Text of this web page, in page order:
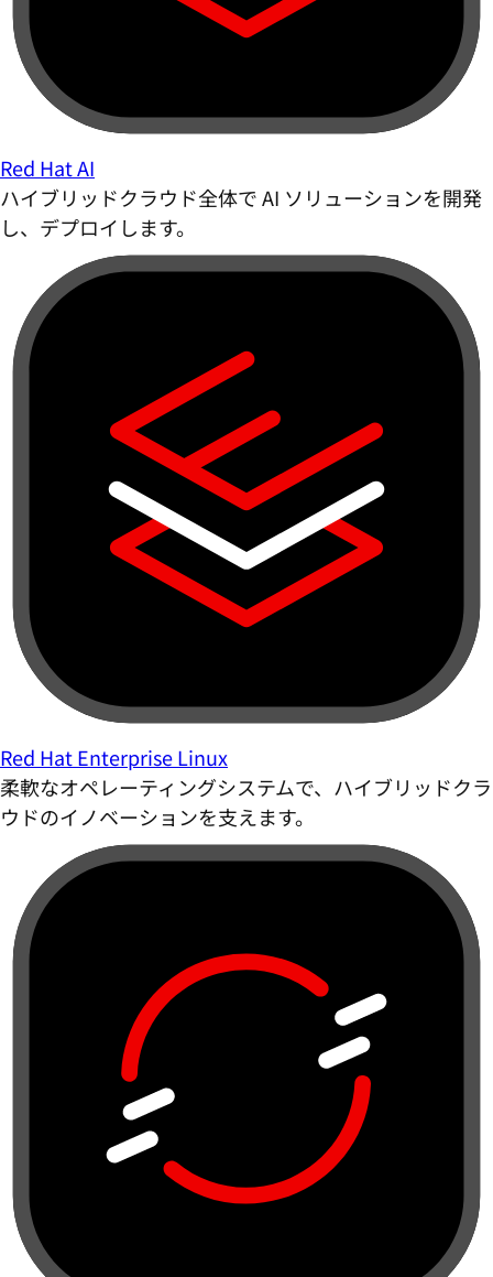
Red Hat AI
ハイブリッドクラウド全体で AI ソリューションを開発
し、デプロイします。
Red Hat Enterprise Linux
柔軟なオペレーティングシステムで、ハイブリッドクラ
ウドのイノベーションを支えます。